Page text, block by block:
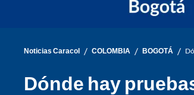
Noticias Caracol / COLOMBIA / BOGOTÁ /
Dónde hay